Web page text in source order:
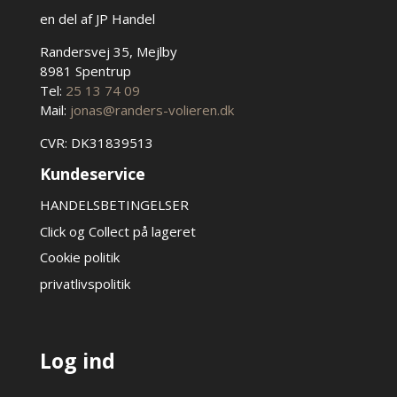
en del af JP Handel
Randersvej 35, Mejlby
8981 Spentrup
Tel: 25 13 74 09
Mail: jonas@randers-volieren.dk
CVR: DK31839513
Kundeservice
HANDELSBETINGELSER
Click og Collect på lageret
Cookie politik
privatlivspolitik
Log ind